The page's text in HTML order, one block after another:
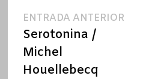
Navegación
de
entradas
ENTRADA ANTERIOREntrada
Serotonina /
Michel
Houellebecq